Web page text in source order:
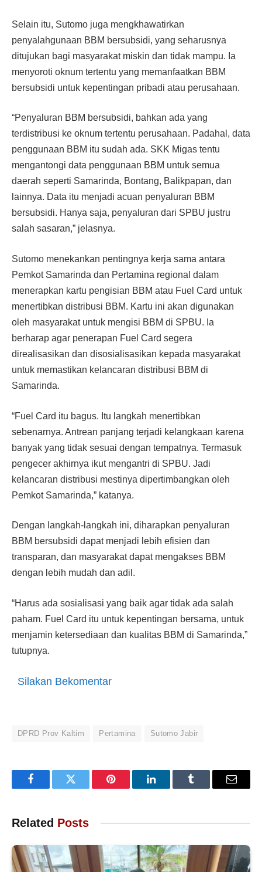
Selain itu, Sutomo juga mengkhawatirkan
penyalahgunaan BBM bersubsidi, yang seharusnya
ditujukan bagi masyarakat miskin dan tidak mampu. Ia
menyoroti oknum tertentu yang memanfaatkan BBM
bersubsidi untuk kepentingan pribadi atau perusahaan.
“Penyaluran BBM bersubsidi, bahkan ada yang
terdistribusi ke oknum tertentu perusahaan. Padahal, data
penggunaan BBM itu sudah ada. SKK Migas tentu
mengantongi data penggunaan BBM untuk semua
daerah seperti Samarinda, Bontang, Balikpapan, dan
lainnya. Data itu menjadi acuan penyaluran BBM
bersubsidi. Hanya saja, penyaluran dari SPBU justru
salah sasaran,” jelasnya.
Sutomo menekankan pentingnya kerja sama antara
Pemkot Samarinda dan Pertamina regional dalam
menerapkan kartu pengisian BBM atau Fuel Card untuk
menertibkan distribusi BBM. Kartu ini akan digunakan
oleh masyarakat untuk mengisi BBM di SPBU. Ia
berharap agar penerapan Fuel Card segera
direalisasikan dan disosialisasikan kepada masyarakat
untuk memastikan kelancaran distribusi BBM di
Samarinda.
“Fuel Card itu bagus. Itu langkah menertibkan
sebenarnya. Antrean panjang terjadi kelangkaan karena
banyak yang tidak sesuai dengan tempatnya. Termasuk
pengecer akhirnya ikut mengantri di SPBU. Jadi
kelancaran distribusi mestinya dipertimbangkan oleh
Pemkot Samarinda,” katanya.
Dengan langkah-langkah ini, diharapkan penyaluran
BBM bersubsidi dapat menjadi lebih efisien dan
transparan, dan masyarakat dapat mengakses BBM
dengan lebih mudah dan adil.
“Harus ada sosialisasi yang baik agar tidak ada salah
paham. Fuel Card itu untuk kepentingan bersama, untuk
menjamin ketersediaan dan kualitas BBM di Samarinda,”
tutupnya.
Silakan Bekomentar
DPRD Prov Kaltim Pertamina Sutomo Jabir
FacebookTwitter Pinterest LinkedInTumblr Email
Related Posts